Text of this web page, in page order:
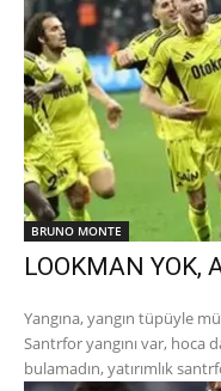
BRUNO MONTE
LOOKMAN YOK,
Yangına, yangın tüpüyle
Santrfor yangını var, hoca
bulamadın, yatırımlık